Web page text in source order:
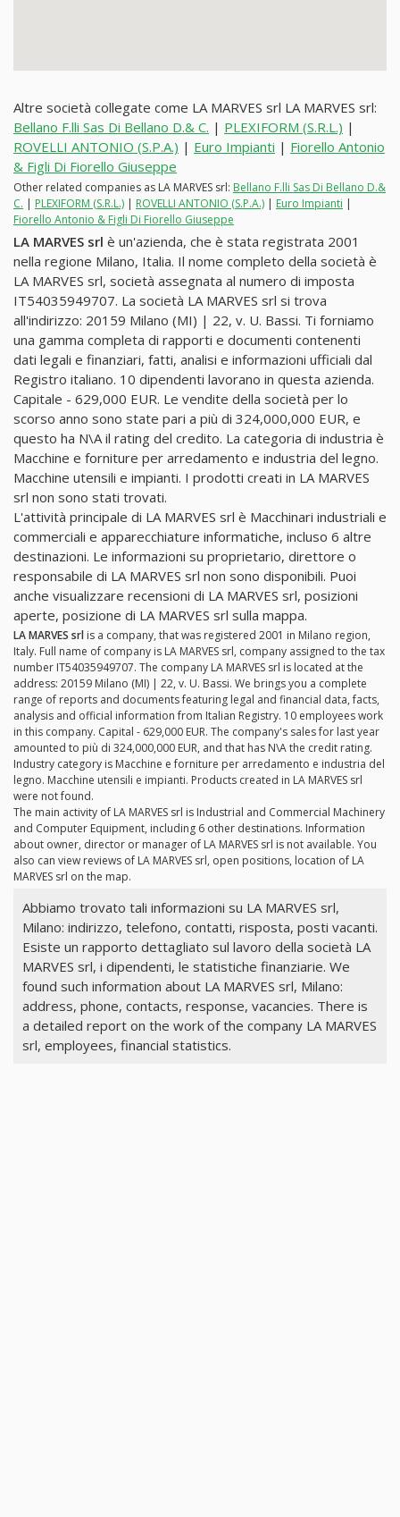
Altre società collegate come LA MARVES srl LA MARVES srl:
Bellano F.lli Sas Di Bellano D.& C. | PLEXIFORM (S.R.L.) |
ROVELLI ANTONIO (S.P.A.) | Euro Impianti | Fiorello Antonio
& Figli Di Fiorello Giuseppe
Other related companies as LA MARVES srl: Bellano F.lli Sas Di Bellano D.&
C. | PLEXIFORM (S.R.L.) | ROVELLI ANTONIO (S.P.A.) | Euro Impianti |
Fiorello Antonio & Figli Di Fiorello Giuseppe
LA MARVES srl è un'azienda, che è stata registrata 2001
nella regione Milano, Italia. Il nome completo della società è
LA MARVES srl, società assegnata al numero di imposta
IT54035949707. La società LA MARVES srl si trova
all'indirizzo: 20159 Milano (MI) | 22, v. U. Bassi. Ti forniamo
una gamma completa di rapporti e documenti contenenti
dati legali e finanziari, fatti, analisi e informazioni ufficiali dal
Registro italiano. 10 dipendenti lavorano in questa azienda.
Capitale - 629,000 EUR. Le vendite della società per lo
scorso anno sono state pari a più di 324,000,000 EUR, e
questo ha N\A il rating del credito. La categoria di industria è
Macchine e forniture per arredamento e industria del legno.
Macchine utensili e impianti. I prodotti creati in LA MARVES
srl non sono stati trovati.
L'attività principale di LA MARVES srl è Macchinari industriali e
commerciali e apparecchiature informatiche, incluso 6 altre
destinazioni. Le informazioni su proprietario, direttore o
responsabile di LA MARVES srl non sono disponibili. Puoi
anche visualizzare recensioni di LA MARVES srl, posizioni
aperte, posizione di LA MARVES srl sulla mappa.
LA MARVES srl is a company, that was registered 2001 in Milano region,
Italy. Full name of company is LA MARVES srl, company assigned to the tax
number IT54035949707. The company LA MARVES srl is located at the
address: 20159 Milano (MI) | 22, v. U. Bassi. We brings you a complete
range of reports and documents featuring legal and financial data, facts,
analysis and official information from Italian Registry. 10 employees work
in this company. Capital - 629,000 EUR. The company's sales for last year
amounted to più di 324,000,000 EUR, and that has N\A the credit rating.
Industry category is Macchine e forniture per arredamento e industria del
legno. Macchine utensili e impianti. Products created in LA MARVES srl
were not found.
The main activity of LA MARVES srl is Industrial and Commercial Machinery
and Computer Equipment, including 6 other destinations. Information
about owner, director or manager of LA MARVES srl is not available. You
also can view reviews of LA MARVES srl, open positions, location of LA
MARVES srl on the map.
Abbiamo trovato tali informazioni su LA MARVES srl,
Milano: indirizzo, telefono, contatti, risposta, posti vacanti.
Esiste un rapporto dettagliato sul lavoro della società LA
MARVES srl, i dipendenti, le statistiche finanziarie. We
found such information about LA MARVES srl, Milano:
address, phone, contacts, response, vacancies. There is
a detailed report on the work of the company LA MARVES
srl, employees, financial statistics.